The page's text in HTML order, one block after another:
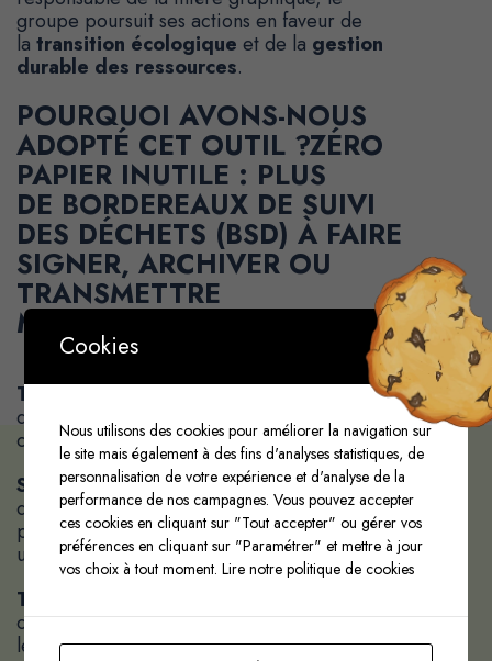
groupe poursuit ses actions en faveur de
la transition écologique et de la gestion
durable des ressources.
POURQUOI AVONS-NOUS
ADOPTÉ CET OUTIL ?ZÉRO
PAPIER INUTILE : PLUS
DE BORDEREAUX DE SUIVI
DES DÉCHETS (BSD) À FAIRE
SIGNER, ARCHIVER OU
TRANSMETTRE
MANUELLEMENT.
Traçabilité en temps réel :
chaque flux de
déchets est suivi via un tableau de bord
centralisé.
Suivi réglementaire complet :l’ensemble
des
BSDde nos déchets, quel que soit le
prestataire, est automatiquement intégré dans
un
registre conforme et à jour.
Transparence et conformité :
offre une meilleure visibilité sur
les
autorisations réglementairesde nos
Cookies
Nous utilisons des cookies pour améliorer la navigation sur
le site mais également à des fins d'analyses statistiques, de
personnalisation de votre expérience et d'analyse de la
performance de nos campagnes. Vous pouvez accepter
ces cookies en cliquant sur "Tout accepter" ou gérer vos
préférences en cliquant sur "Paramétrer" et mettre à jour
vos choix à tout moment.Lire notre politique de cookies